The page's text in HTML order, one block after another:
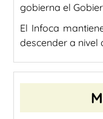
gobierna el
El Infoca
descender a nivel